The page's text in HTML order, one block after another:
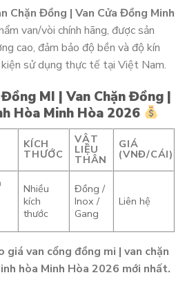
Chặn Đồng | Van Cửa Đồng Minh
van/vòi chính hãng, được sản
cao, đảm bảo độ bền và độ kín
sử dụng thực tế tại Việt Nam.
MI | Van Chặn Đồng |
Hòa Minh Hòa 2026
KÍCH
THƯỚC
VẬT
LIỆU
THÂN
GIÁ
(VNĐ/CÁI)
Nhiều
kích
thước
Đồng /
Inox /
Gang
Liên hệ
giá van cổng đồng mi | van chặn
hòa Minh Hòa 2026 mới nhất.